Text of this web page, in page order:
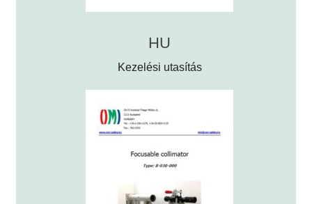
HU
Kezelési utasítás